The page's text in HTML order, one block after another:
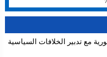
مع تدبير الخلافات السياسية